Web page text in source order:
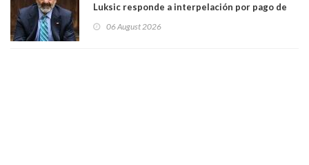
Luksic responde a interpelación por pago de
día que me muera”
06 August 2026